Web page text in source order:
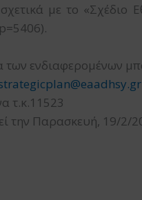
με το «Σχέδιο
των ενδιαφερομένων
τ.κ.11523
την Παρασκευή, 19/2/